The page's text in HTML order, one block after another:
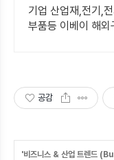
기업 산업재,전기,
부품등 이베이 해외
공감
'비즈니스 & 산업 트렌드